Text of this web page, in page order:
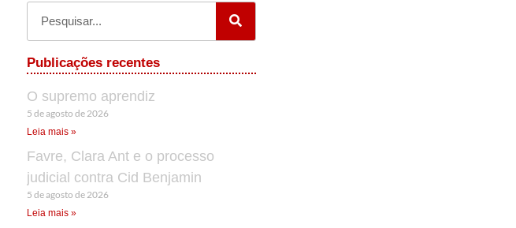
Publicações recentes
O supremo aprendiz
5 de agosto de 2026
Leia mais »
Favre, Clara Ant e o processo
judicial contra Cid Benjamin
5 de agosto de 2026
Leia mais »